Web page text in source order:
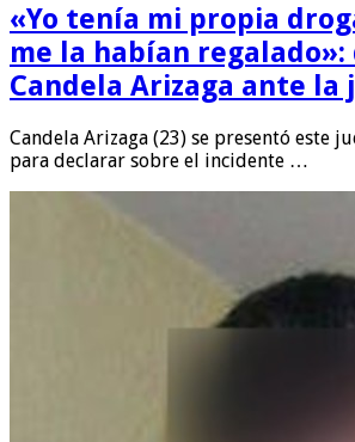
«Yo tenía mi propia
me la habían
Candela Arizaga ante la
Candela Arizaga (23) se presentó este
para declarar sobre el incidente …